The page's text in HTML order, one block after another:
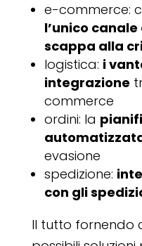
e-commerce:
l’unico
scappa alla
logistica: i
integrazione
commerce
ordini: la
evasione
spedizione:
con gli
Il tutto fornendo